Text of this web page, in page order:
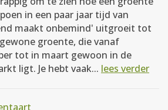
in een paar jaar tijd van
maakt onbemind' uitgroeit tot
groente, die vanaf
tot in maart gewoon in de
ligt. Je hebt vaak... lees verder